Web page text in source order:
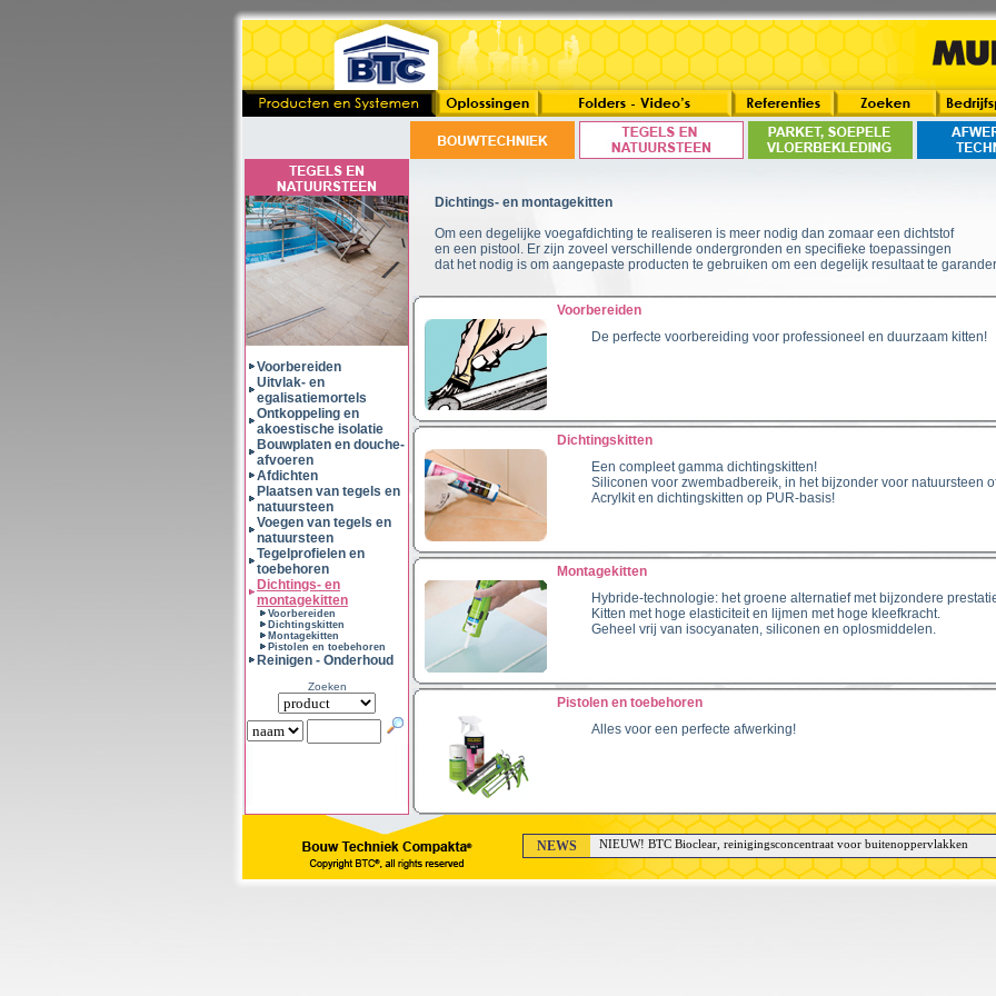
Voorbereiden
Uitvlak- en
egalisatiemortels
Ontkoppeling en
akoestische isolatie
Bouwplaten en douche-
afvoeren
Afdichten
Plaatsen van tegels en
natuursteen
Voegen van tegels en
natuursteen
Tegelprofielen en
toebehoren
Dichtings- en
montagekitten
Voorbereiden
Dichtingskitten
Montagekitten
Pistolen en toebehoren
Reinigen - Onderhoud
Zoeken
Dichtings- en montagekitten
Om een degelijke voegafdichting te realiseren is meer nodig dan zomaar een dichtstof
en een pistool. Er zijn zoveel verschillende ondergronden en specifieke toepassingen
dat het nodig is om aangepaste producten te gebruiken om een degelijk resultaat te
Voorbereiden
De perfecte voorbereiding voor professioneel en duurzaam kitten!
Dichtingskitten
Een compleet gamma dichtingskitten!
Siliconen voor zwembadbereik, in het bijzonder voor natuursteen
Acrylkit en dichtingskitten op PUR-basis!
Montagekitten
Hybride-technologie: het groene alternatief met bijzondere
Kitten met hoge elasticiteit en lijmen met hoge kleefkracht.
Geheel vrij van isocyanaten, siliconen en oplosmiddelen.
Pistolen en toebehoren
Alles voor een perfecte afwerking!
NEWS NIEUW! BTC Bioclear, reinigingsconcentraat voor buitenoppervlakken